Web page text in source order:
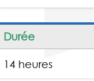
Durée
14 heures